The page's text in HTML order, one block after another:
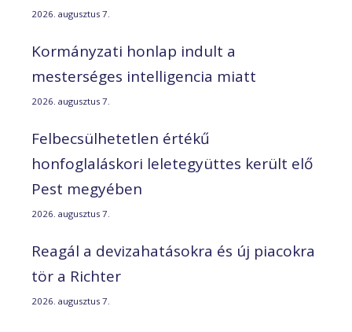
2026. augusztus 7.
Kormányzati honlap indult a
mesterséges intelligencia miatt
2026. augusztus 7.
Felbecsülhetetlen értékű
honfoglaláskori leletegyüttes került elő
Pest megyében
2026. augusztus 7.
Reagál a devizahatásokra és új piacokra
tör a Richter
2026. augusztus 7.